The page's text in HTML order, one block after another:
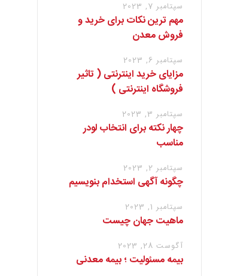
سپتامبر 7, 2023
مهم ترین نکات برای خرید و
فروش معدن
سپتامبر 6, 2023
مزایای خرید اینترنتی ( تاثیر
فروشگاه اینترنتی )
سپتامبر 3, 2023
چهار نکته برای انتخاب لودر
مناسب
سپتامبر 2, 2023
چگونه آگهی استخدام بنویسیم
سپتامبر 1, 2023
ماهیت جهان چیست
آگوست 28, 2023
بیمه مسئولیت ؛ بیمه معدنی